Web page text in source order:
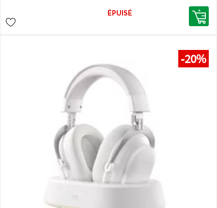
ÉPUISÉ
-20%